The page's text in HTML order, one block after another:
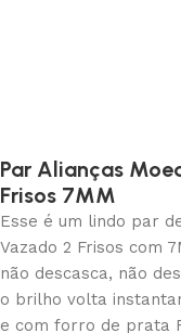
Par Alianças
Frisos 7MM
Esse é um lindo par
Vazado 2 Frisos com
não descasca, não
o brilho volta
e com forro de prata